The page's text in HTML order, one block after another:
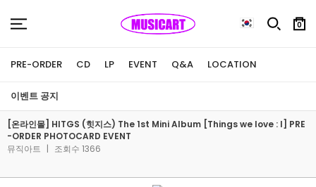
0
PRE-ORDER CD LP EVENT Q&A LOCATION
이벤트 공지
[온라인몰] HITGS (힛지스) The 1st Mini Album [Things we love : I] PRE
-ORDER PHOTOCARD EVENT
뮤직아트 | 조회수 1366